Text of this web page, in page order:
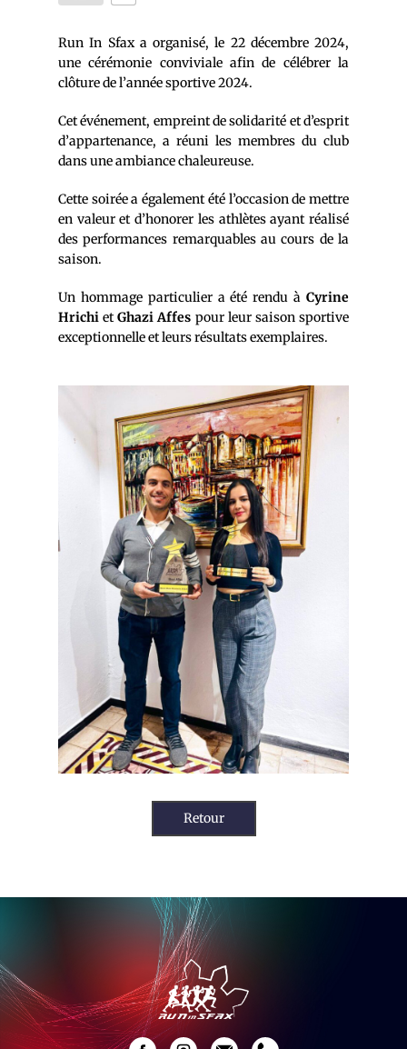
Run In Sfax a organisé, le 22 décembre 2024,
une cérémonie conviviale afin de célébrer la
clôture de l’année sportive 2024.
Cet événement, empreint de solidarité et d’esprit
d’appartenance, a réuni les membres du club
dans une ambiance chaleureuse.
Cette soirée a également été l’occasion de mettre
en valeur et d’honorer les athlètes ayant réalisé
des performances remarquables au cours de la
saison.
Un hommage particulier a été rendu à Cyrine
Hrichi etGhazi Affes pour leur saison sportive
exceptionnelle et leurs résultats exemplaires.
Retour
Navigation
l’article